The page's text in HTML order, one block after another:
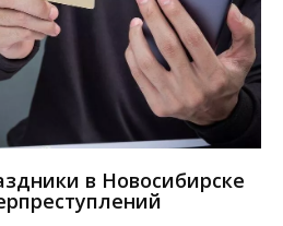
в Новосибирске